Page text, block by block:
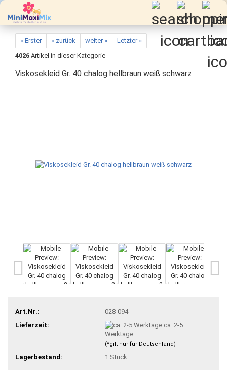
« Erster « zurück weiter »
Letzter »
4026 Artikel in dieser Kategorie
Viskosekleid Gr. 40 chalog hellbraun weiß schwarz
Art.Nr.:
028-094
Lieferzeit:
ca. 2-5
Werktage
(*gilt nur für Deutschland)
Lagerbestand: 1 Stück